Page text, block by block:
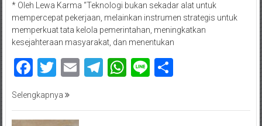
* Oleh Lewa Karma “Teknologi bukan sekadar alat untuk
mempercepat pekerjaan, melainkan instrumen strategis untuk
memperkuat tata kelola pemerintahan, meningkatkan
kesejahteraan masyarakat, dan menentukan
Facebook
Twitter
EmailTelegram
WhatsApp
LineShare
Selengkapnya